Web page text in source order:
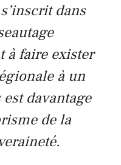
dans
à faire exister
à un
davantage
de la